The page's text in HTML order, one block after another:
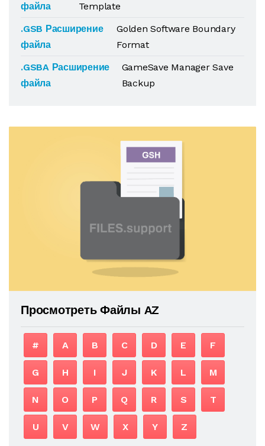
файла
Template
.GSB Расширение
файла
Golden Software Boundary
Format
.GSBA Расширение
файла
GameSave Manager Save
Backup
Просмотреть Файлы AZ
# A B C D E F
G H I J K L M
N O P Q R S T
U V W X Y Z